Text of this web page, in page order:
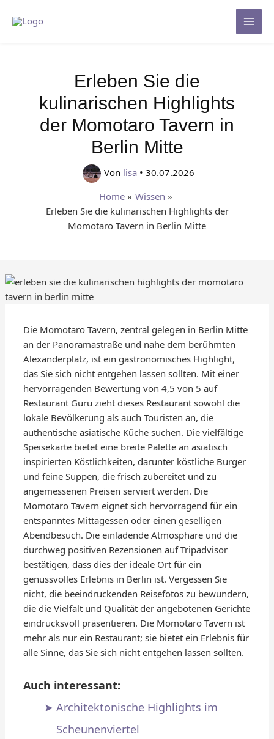
Inhalt
Main
Erleben Sie die
kulinarischen Highlights
der Momotaro Tavern in
Berlin Mitte
Von lisa • 30.07.2026
Home
Wissen
Erleben Sie die kulinarischen Highlights der
Momotaro Tavern in Berlin Mitte
Die Momotaro Tavern, zentral gelegen in Berlin Mitte
an der Panoramastraße und nahe dem berühmten
Alexanderplatz, ist ein gastronomisches Highlight,
das Sie sich nicht entgehen lassen sollten. Mit einer
hervorragenden Bewertung von 4,5 von 5 auf
Restaurant Guru zieht dieses Restaurant sowohl die
lokale Bevölkerung als auch Touristen an, die
authentische asiatische Küche suchen. Die vielfältige
Speisekarte bietet eine breite Palette an asiatisch
inspirierten Köstlichkeiten, darunter köstliche Burger
und feine Suppen, die frisch zubereitet und zu
angemessenen Preisen serviert werden. Die
Momotaro Tavern eignet sich hervorragend für ein
entspanntes Mittagessen oder einen geselligen
Abendbesuch. Die einladende Atmosphäre und die
durchweg positiven Rezensionen auf Tripadvisor
bestätigen, dass dies der ideale Ort für ein
genussvolles Erlebnis in Berlin ist. Vergessen Sie
nicht, die beeindruckenden Reisefotos zu bewundern,
die die Vielfalt und Qualität der angebotenen Gerichte
eindrucksvoll präsentieren. Die Momotaro Tavern ist
mehr als nur ein Restaurant; sie bietet ein Erlebnis für
alle Sinne, das Sie sich nicht entgehen lassen sollten.
Auch interessant:
Architektonische Highlights im
Scheunenviertel